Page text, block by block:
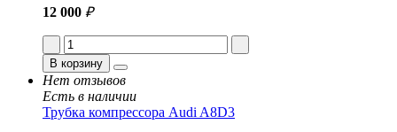
12 000 ₽
В корзину
Нет отзывов
Есть в наличии
Трубка компрессора Audi A8D3